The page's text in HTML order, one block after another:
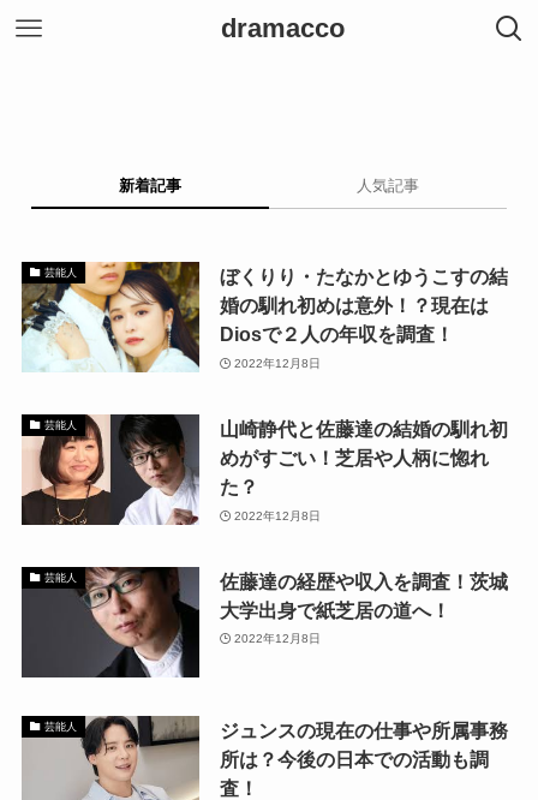
dramacco
新着記事 人気記事
芸能人
ぼくりり・たなかとゆうこすの結
婚の馴れ初めは意外！？現在は
Diosで２人の年収を調査！
2022年12月8日
芸能人
山崎静代と佐藤達の結婚の馴れ初
めがすごい！芝居や人柄に惚れ
た？
2022年12月8日
芸能人
佐藤達の経歴や収入を調査！茨城
大学出身で紙芝居の道へ！
2022年12月8日
芸能人
ジュンスの現在の仕事や所属事務
所は？今後の日本での活動も調
査！